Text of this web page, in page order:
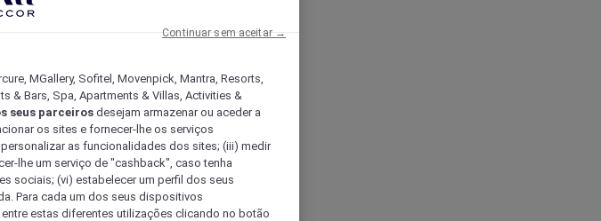
MGallery, Sofitel, Movenpick, Mantra, Resorts,
& Bars, Spa, Apartments & Villas, Activities &
seus parceiros desejam armazenar ou aceder a
os sites e fornecer-lhe os serviços
as funcionalidades dos sites; (iii) medir
lhe um serviço de "cashback", caso tenha
sociais; (vi) estabelecer um perfil dos seus
Para cada um dos seus dispositivos
estas diferentes utilizações clicando no botão
Continuar sem aceitar →